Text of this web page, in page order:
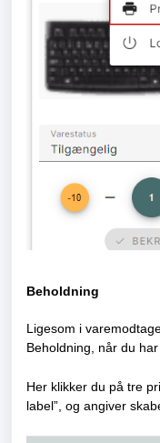
Beholdning
Ligesom i
Beholdning, når du
Her klikker du på tre
label”, og angiver